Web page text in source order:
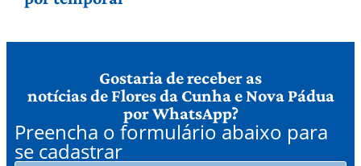
Gostaria de receber as
notícias de Flores da Cunha e Nova Pádua
por WhatsApp?
Preencha o formulário abaixo para
se cadastrar